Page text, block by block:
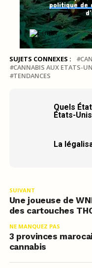
politique de
SUJETS CONNEXES :
CANNABIS AUX ETATS-
TENDANCES
Quels
États-
La
SUIVANT
Une joueuse de
des cartouches
NE MANQUEZ PAS
3 provinces
cannabis